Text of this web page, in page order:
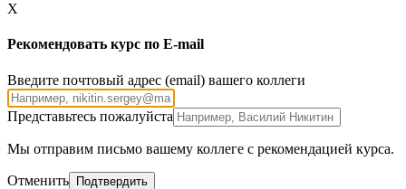
X
Рекомендовать курс по E-mail
Введите почтовый адрес (email) вашего коллеги
Представьтесь пожалуйста
Мы отправим письмо вашему коллеге с рекомендацией курса.
Отменить Подтвердить